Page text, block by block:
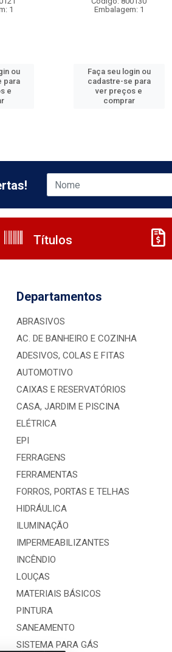
1
ou
para
e
Embalagem: 1
Faça seu login ou
cadastre-se para
ver preços e
comprar
Títulos
Departamentos
ABRASIVOS
AC. DE BANHEIRO E COZINHA
ADESIVOS, COLAS E FITAS
AUTOMOTIVO
CAIXAS E RESERVATÓRIOS
CASA, JARDIM E PISCINA
ELÉTRICA
EPI
FERRAGENS
FERRAMENTAS
FORROS, PORTAS E TELHAS
HIDRÁULICA
ILUMINAÇÃO
IMPERMEABILIZANTES
INCÊNDIO
LOUÇAS
MATERIAIS BÁSICOS
PINTURA
SANEAMENTO
SISTEMA PARA GÁS